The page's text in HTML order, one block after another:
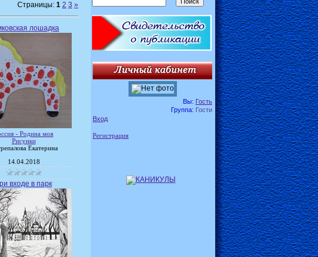
Страницы: 1 2 3 »
лошадка
- Родина моя
Рисунки
Екатерина
14.04.2018
входе в парк
Вы: Гость
Группа: Гости
Вход
Регистрация